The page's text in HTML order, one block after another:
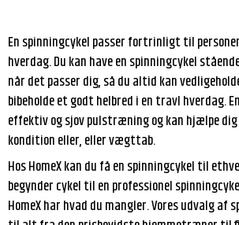
En spinningcykel passer fortrinligt til
hverdag. Du kan have en spinningcykel
når det passer dig, så du altid kan
bibeholde et godt helbred i en travl hverdag.
effektiv og sjov pulstræning og kan hjælpe
kondition eller, eller vægttab.
Hos HomeX kan du få en spinningcykel til
begynder cykel til en professionel
HomeX har hvad du mangler. Vores udvalg af